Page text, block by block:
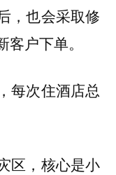
，也会采取修
客户下单。
每次住酒店总
区，核心是小